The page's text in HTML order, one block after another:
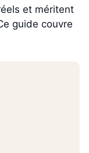
et méritent
guide couvre